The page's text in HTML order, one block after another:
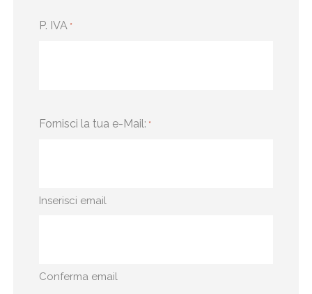
P. IVA *
Fornisci la tua e-Mail: *
Inserisci email
Conferma email